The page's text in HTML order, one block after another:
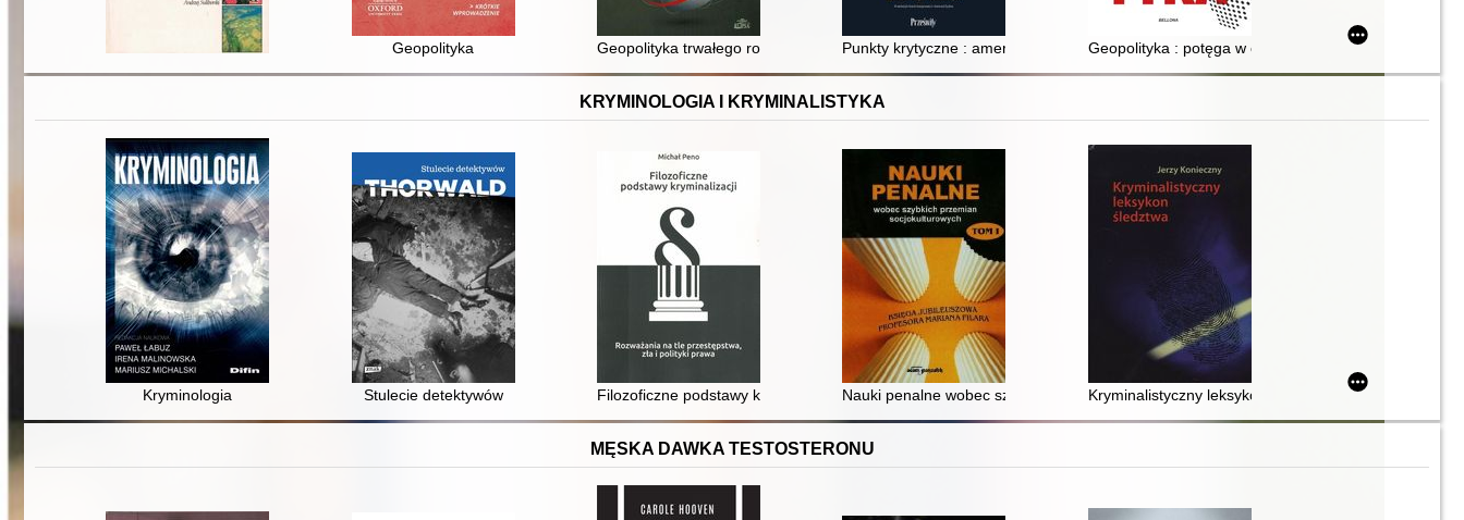
Geopolityka Geopolityka trwałego rozwoju : ewolucja cywilizacji i państwa w trakcie dziejotwórczych kryzysów
Punkty krytyczne : amerykańskie strategie w czasie wojen handlowych
Geopolityka : potęga w czasie i przestrzeni
KRYMINOLOGIA I KRYMINALISTYKA
Kryminologia Stulecie detektywów Filozoficzne podstawy kryminalizacji : rozważania na tle przestępstwa, zła i polityki
Nauki penalne wobec szybkich przemian socjokulturowych : księga jubileuszowa
Kryminalistyczny leksykon śledztwa
MĘSKA DAWKA TESTOSTERONU